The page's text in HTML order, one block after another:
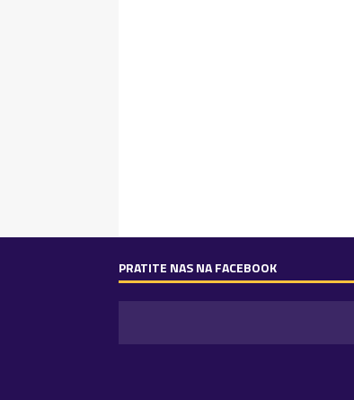
PRATITE NAS NA FACEBOOK